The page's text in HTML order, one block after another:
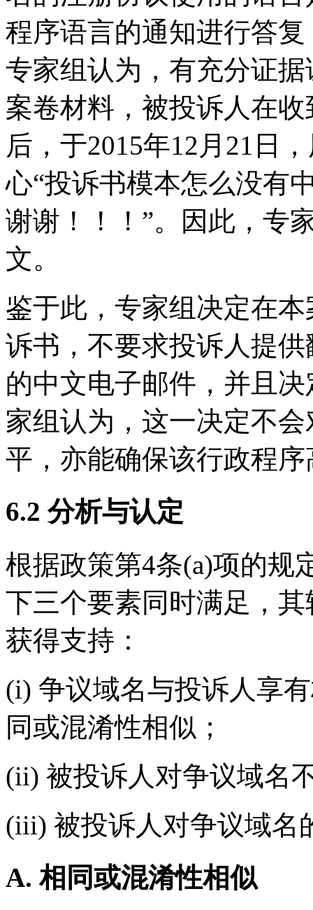
程序语言的通知进行答
专家组认为，有充分证
案卷材料，被投诉人在
后，于2015年12月21日
心“投诉书模本怎么没有
谢谢！！！”。因此，专
文。
鉴于此，专家组决定在
诉书，不要求投诉人提
的中文电子邮件，并且
家组认为，这一决定不
平，亦能确保该行政程
6.2 分析与认定
根据政策第4条(a)项的规
下三个要素同时满足，
获得支持：
(i) 争议域名与投诉人享
同或混淆性相似；
(ii) 被投诉人对争议域名
(iii) 被投诉人对争议域名
A. 相同或混淆性相似